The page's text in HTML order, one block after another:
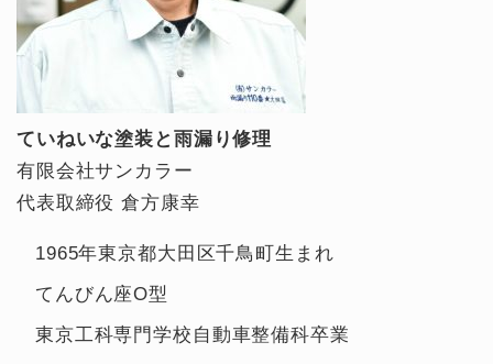
ていねいな塗装と雨漏り修理
有限会社サンカラー
代表取締役 倉方康幸
1965年東京都大田区千鳥町生まれ
てんびん座O型
東京工科専門学校自動車整備科卒業